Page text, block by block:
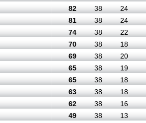
82 38
24
81 38
24
74 38
22
70 38
18
69 38
20
65 38
19
65 38
18
63 38
18
62 38
16
49 38
13